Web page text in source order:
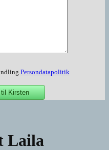
Persondatapolitik
Laila